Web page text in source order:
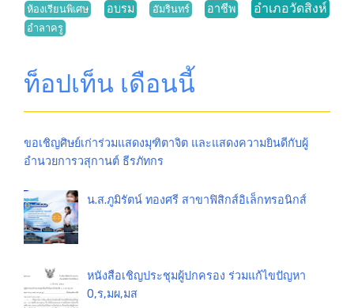
ห้องเรียนพิเศษ
อบรม อัมรินทร์ อาชีพ อำเภอวัดสิงห์
อำลาครู
ท็อปเท็น เดือนนี้
ขอเชิญศิษย์เก่าร่วมแสดงมุฑิตาจิต และแสดงความยินดีกับผู้
อำนวยการวสุกานต์ ธีรภัทกร
น.ส.ภูมิรัตน์ ทองศรี สาขาฟิสิกส์อิเล็กทรอนิกส์
หนังสือเชิญประชุมผู้ปกครอง ร่วมแก้ไขปัญหา
0,ร,มผ,มส